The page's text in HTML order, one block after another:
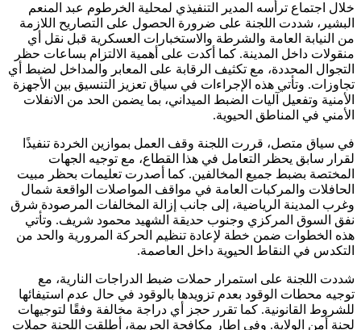
خلال اجتماع ترأسه المدير التنفيذي لمحلية الخرطوم عبد المنعم
البشير، شددت اللجنة على ضرورة الحصول على التصاريح اللازمة
من النيابة العامة والشرطة والاستخبارات العسكرية قبل نقل أي
منقولات داخل المدينة. كما أكدت على أهمية الالتزام بساعات حظر
التجوال المحددة، مع تكثيف الرقابة على المعابر والمداخل لضبط أي
تجاوزات. وتأتي هذه الإجراءات في سياق تعزيز التنسيق بين الأجهزة
الأمنية وتفعيل آليات الضبط الميداني، بما يضمن الحد من الانفلات
الأمني في المناطق الحيوية.
في سياق متصل، قررت اللجنة وقف العمل بموازين الخردة تنفيذًا
لقرار سابق يحظر التعامل في هذا القطاع، مع توجيه الجهات
المختصة بضبط جميع المخالفين. كما أصدرت تعليمات بحظر مبيت
الحافلات والمركبات العامة في مواقف المواصلات الواقعة شمال
وغرب المدينة الرياضية، إلى جانب إزالة المخالفات المرصودة شرق
نفق السوق المركزي وجنوب حديقة الشهيد محمود شريف. وتأتي
هذه الخطوات ضمن خطة لإعادة تنظيم الحركة المرورية والحد من
التكدس في النقاط الحيوية داخل العاصمة.
شددت اللجنة على استمرار حملات ضبط الدراجات النارية، مع
توجيه محطات الوقود بعدم تزويدها بالوقود في حال عدم استيفائها
للشروط القانونية. كما تقرر حجز أي دراجة مخالفة وفقًا لتوجيهات
لجنة أمن الولاية. وفي إطار مكافحة الجريمة، أطلقت اللجنة حملات